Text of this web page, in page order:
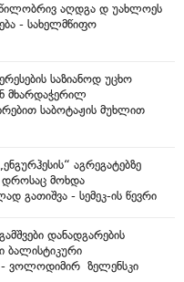
აღდგა დ უახლოეს
- სახელმწიფო
საზიანოდ უცხო
მხარდაჭერილ
საბოტაჟის მუხლით
აგრეგატებზე
დროსაც მოხდა
გათიშვა - სემეკ-ის წევრი
დანადგარების
ბალისტიკური
- ვოლოდიმირ ზელენსკი